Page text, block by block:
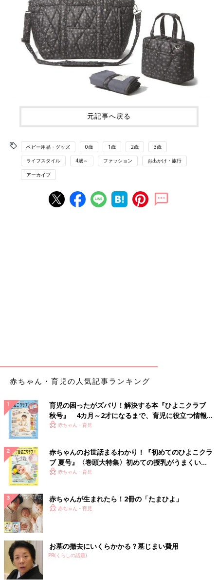
元記事へ戻る
ベビー用品・グッズ 0歳 1歳 2歳 3歳
ライフスタイル 4歳～ ファッション お出かけ・旅行
アーカイブ
赤ちゃん・育児の人気記事ランキング
育児の困ったがズバリ！解決する本『ひよこクラブ
秋号』 4カ月～2才になるまで、育児に役立つ情報が
いっぱい！
赤ちゃん・育児
赤ちゃんのお世話まるわかり！『初めてのひよこクラ
ブ 夏号』〈巻頭大特集〉初めての授乳がうまくい
く！ おっぱい・ミルクの基本と夏のトラブル 解決テ
赤ちゃん・育児
赤ちゃんが生まれたら！2冊の「たまひよ」
赤ちゃん・育児
お墓の撤去にいくらかかる？墓じまい費用
PR(くらしの話題)